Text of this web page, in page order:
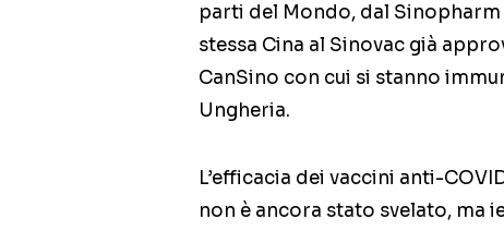
parti del Mondo, dal
stessa Cina al Sinovac già
CanSino con cui si stanno
Ungheria.
L’efficacia dei vaccini anti-
non è ancora stato svelato, ma